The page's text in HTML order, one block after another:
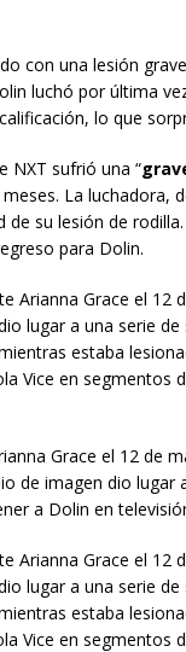
con una lesión
luchó por última
lo que
NXT sufrió una “
La luchadora,
su lesión de
para Dolin.
Arianna Grace el
lugar a una serie
estaba
Vice en segmentos
Grace el 12 de
de imagen dio
a Dolin en
Arianna Grace el
lugar a una serie
estaba
Vice en segmentos